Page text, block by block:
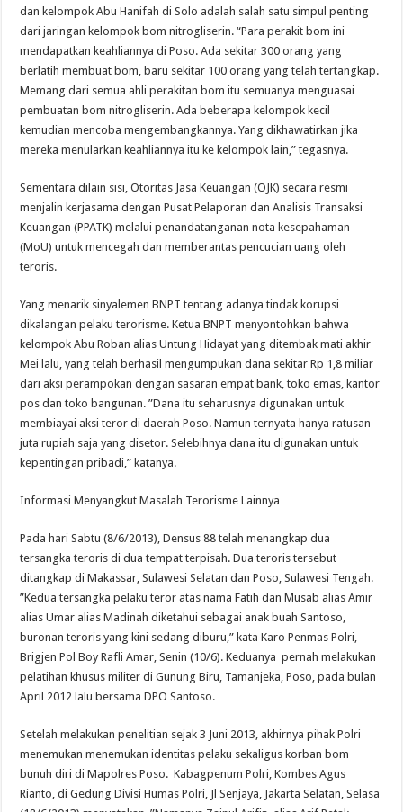
dan kelompok Abu Hanifah di Solo adalah salah satu simpul penting
dari jaringan kelompok bom nitrogliserin. “Para perakit bom ini
mendapatkan keahliannya di Poso. Ada sekitar 300 orang yang
berlatih membuat bom, baru sekitar 100 orang yang telah tertangkap.
Memang dari semua ahli perakitan bom itu semuanya menguasai
pembuatan bom nitrogliserin. Ada beberapa kelompok kecil
kemudian mencoba mengembangkannya. Yang dikhawatirkan jika
mereka menularkan keahliannya itu ke kelompok lain,” tegasnya.
Sementara dilain sisi, Otoritas Jasa Keuangan (OJK) secara resmi
menjalin kerjasama dengan Pusat Pelaporan dan Analisis Transaksi
Keuangan (PPATK) melalui penandatanganan nota kesepahaman
(MoU) untuk mencegah dan memberantas pencucian uang oleh
teroris.
Yang menarik sinyalemen BNPT tentang adanya tindak korupsi
dikalangan pelaku terorisme. Ketua BNPT menyontohkan bahwa
kelompok Abu Roban alias Untung Hidayat yang ditembak mati akhir
Mei lalu, yang telah berhasil mengumpukan dana sekitar Rp 1,8 miliar
dari aksi perampokan dengan sasaran empat bank, toko emas, kantor
pos dan toko bangunan. ”Dana itu seharusnya digunakan untuk
membiayai aksi teror di daerah Poso. Namun ternyata hanya ratusan
juta rupiah saja yang disetor. Selebihnya dana itu digunakan untuk
kepentingan pribadi,” katanya.
Informasi Menyangkut Masalah Terorisme Lainnya
Pada hari Sabtu (8/6/2013), Densus 88 telah menangkap dua
tersangka teroris di dua tempat terpisah. Dua teroris tersebut
ditangkap di Makassar, Sulawesi Selatan dan Poso, Sulawesi Tengah.
”Kedua tersangka pelaku teror atas nama Fatih dan Musab alias Amir
alias Umar alias Madinah diketahui sebagai anak buah Santoso,
buronan teroris yang kini sedang diburu,” kata Karo Penmas Polri,
Brigjen Pol Boy Rafli Amar, Senin (10/6). Keduanya pernah melakukan
pelatihan khusus militer di Gunung Biru, Tamanjeka, Poso, pada bulan
April 2012 lalu bersama DPO Santoso.
Setelah melakukan penelitian sejak 3 Juni 2013, akhirnya pihak Polri
menemukan menemukan identitas pelaku sekaligus korban bom
bunuh diri di Mapolres Poso. Kabagpenum Polri, Kombes Agus
Rianto, di Gedung Divisi Humas Polri, Jl Senjaya, Jakarta Selatan, Selasa